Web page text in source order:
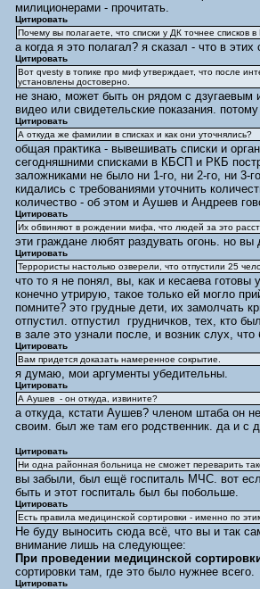
милиционерами - прочитать.
Цитировать
Почему вы полагаете, что списки у ДК точнее списков
а когда я это полагал? я сказал - что в
Цитировать
Вот qvesty в топике про миф утверждает, что после
установлены достоверно.
не знаю, может быть он рядом с дзугаевым
видео или свидетельские показания.
Цитировать
А откуда же фамилии в списках и как они уточнялись?
общая практика - вывешивать списки и
сегодняшними списками в КБСП и РКБ
заложниками не было ни 1-го, ни 2-го, ни 3-
кидались с требованиями уточнить
количество - об этом и Аушев и Андреев
Цитировать
Их обвиняют в рождении мифа, что людей за это
эти граждане любят раздувать огонь. но
Цитировать
Террористы настолько озверели, что отпустили 25
что то я не понял, вы, как и кесаева
конечно утрирую, такое только ей могло
помните? это грудные дети, их замолчать
отпустил. отпустил грудничков, тех, кто
в зале это узнали после, и возник слух,
Цитировать
Вам придется доказать намеренное сокрытие.
я думаю, мои аргументы убедительны.
Цитировать
А Аушев - он откуда, извините?
а откуда, кстати Аушев? членом штаба он
своим. был же там его родственник. да и с
Цитировать
Ни одна районная больница не сможет переварить
вы забыли, был ещё госпиталь МЧС. вот
быть и этот госпиталь был бы побольше.
Цитировать
Есть правила медицинской сортировки - именно по
Не буду выносить сюда всё, что вы и так
внимание лишь на следующее:
При проведении медицинской
сортировки там, где это было нужнее всего.
Цитировать